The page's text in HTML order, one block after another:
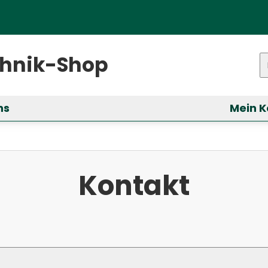
Shop
&bdquo;Services&ldquo; anzeigen Mein
Kontakt